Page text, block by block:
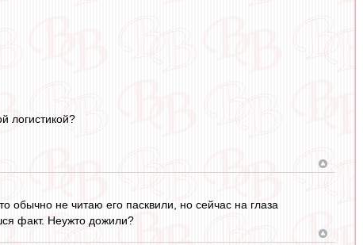
логистикой?
обычно не читаю его пасквили, но сейчас на глаза
факт. Неужто дожили?